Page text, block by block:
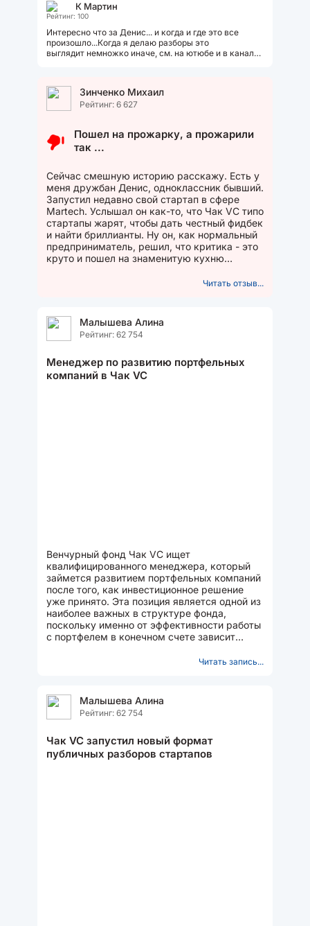
К Мартин
Рейтинг: 100
Интересно что за Денис... и когда и где это все
произошло...Когда я делаю разборы это
выглядит немножко иначе, см. на ютюбе и в канале
Зинченко Михаил
Рейтинг: 6 627
Пошел на прожарку, а прожарили
так ...
Сейчас смешную историю расскажу. Есть у
меня дружбан Денис, одноклассник бывший.
Запустил недавно свой стартап в сфере
Marteсh. Услышал он как-то, что Чак VC типо
стартапы жарят, чтобы дать честный фидбек
и найти бриллианты. Ну он, как нормальный
предприниматель, решил, что критика - это
круто и пошел на знаменитую кухню
Читать отзыв...
Малышева Алина
Рейтинг: 62 754
Менеджер по развитию портфельных
компаний в Чак VC
Венчурный фонд Чак VC ищет
квалифицированного менеджера, который
займется развитием портфельных компаний
после того, как инвестиционное решение
уже принято. Эта позиция является одной из
наиболее важных в структуре фонда,
поскольку именно от эффективности работы
с портфелем в конечном счете зависит
Читать запись...
Малышева Алина
Рейтинг: 62 754
Чак VC запустил новый формат
публичных разборов стартапов